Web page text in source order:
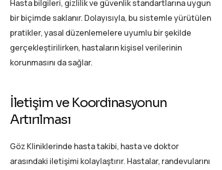
Hasta bilgileri, gizlilik ve güvenlik standartlarına uygun
bir biçimde saklanır. Dolayısıyla, bu sistemle yürütülen
pratikler, yasal düzenlemelere uyumlu bir şekilde
gerçekleştirilirken, hastaların kişisel verilerinin
korunmasını da sağlar.
İletişim ve Koordinasyonun
Artırılması
Göz Kliniklerinde hasta takibi, hasta ve doktor
arasındaki iletişimi kolaylaştırır. Hastalar, randevularını